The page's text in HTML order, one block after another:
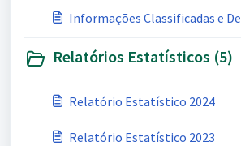
Informações Classificadas e
Relatórios Estatísticos (5)
Relatório Estatístico 2024
Relatório Estatístico 2023